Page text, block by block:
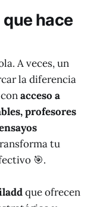
hace
A veces, un
la diferencia
acceso a
profesores
tu
🎯.
que ofrecen